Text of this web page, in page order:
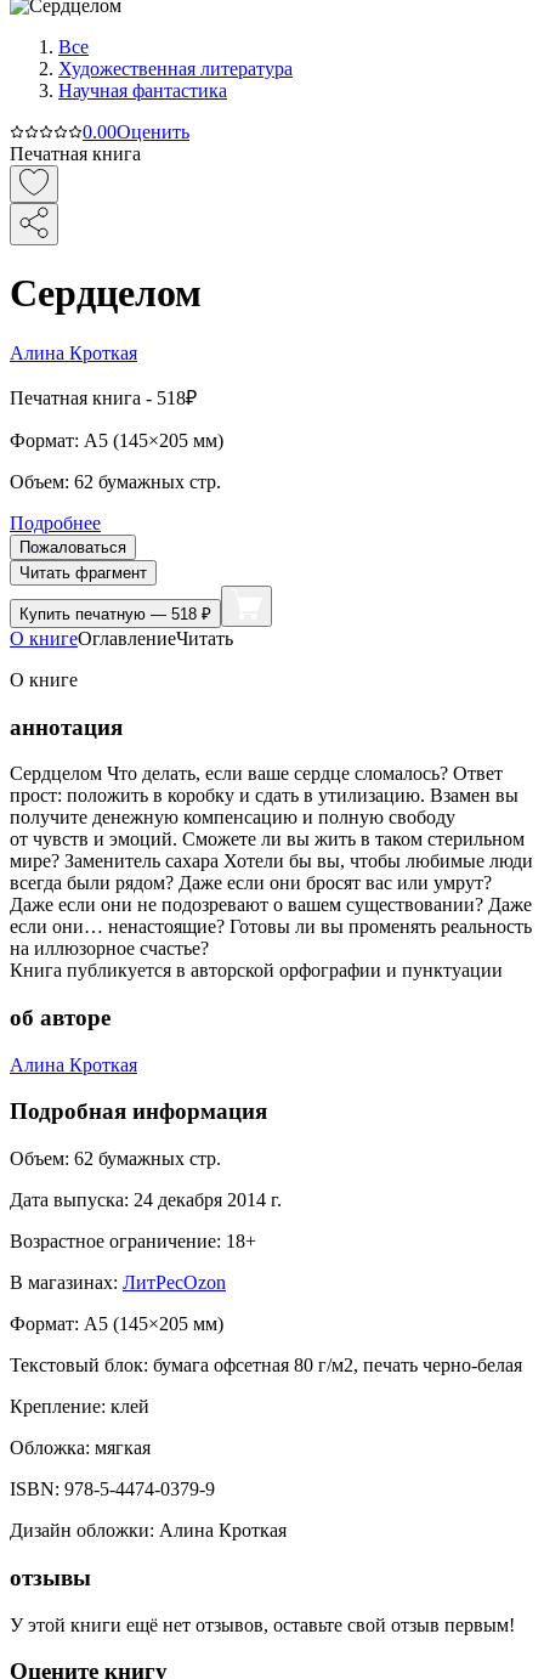
Все
Художественная литература
Научная фантастика
0.00Оценить
Печатная книга
Сердцелом
Алина Кроткая
Печатная книга - 518₽
Формат: A5 (145×205 мм)
Объем: 62 бумажных стр.
Подробнее
Пожаловаться
Читать фрагмент
Купить печатную — 518 ₽
О книгеОглавлениеЧитать
О книге
аннотация
Сердцелом Что делать, если ваше сердце сломалось? Ответ
прост: положить в коробку и сдать в утилизацию. Взамен вы
получите денежную компенсацию и полную свободу
от чувств и эмоций. Сможете ли вы жить в таком стерильном
мире? Заменитель сахара Хотели бы вы, чтобы любимые люди
всегда были рядом? Даже если они бросят вас или умрут?
Даже если они не подозревают о вашем существовании? Даже
если они… ненастоящие? Готовы ли вы променять реальность
на иллюзорное счастье?
Книга публикуется в авторской орфографии и пунктуации
об авторе
Алина Кроткая
Подробная информация
Объем: 62 бумажных стр.
Дата выпуска: 24 декабря 2014 г.
Возрастное ограничение: 18+
В магазинах: ЛитРесOzon
Формат: A5 (145×205 мм)
Текстовый блок: бумага офсетная 80 г/м2, печать черно-белая
Крепление: клей
Обложка: мягкая
ISBN: 978-5-4474-0379-9
Дизайн обложки: Алина Кроткая
отзывы
У этой книги ещё нет отзывов, оставьте свой отзыв первым!
Оцените книгу